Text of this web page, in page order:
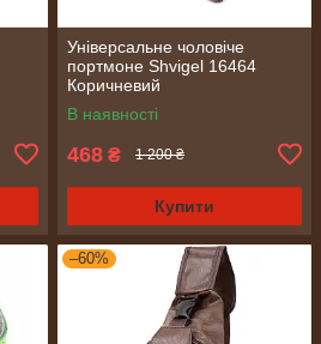
Універсальне чоловіче
портмоне Shvigel 16464
Коричневий
В наявності
468 ₴ 1 200 ₴
Купити
–60%